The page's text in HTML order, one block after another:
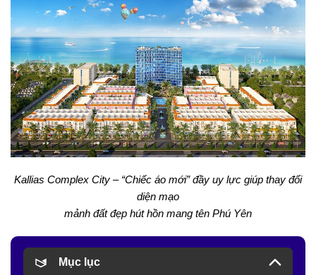
Kallias Complex City – “Chiếc áo mới” đầy uy lực giúp thay đổi
diện mạo
mảnh đất đẹp hút hồn mang tên Phú Yên
Mục lục